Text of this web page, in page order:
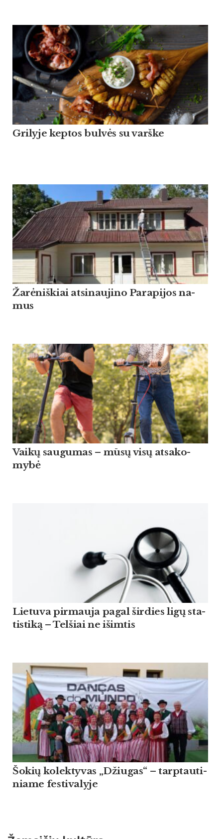
Grilyje keptos bulvės su varške
Žarė­niš­kiai at­si­nau­ji­no Pa­ra­pi­jos na­
mus
Vaikų sau­gu­mas – mūsų visų at­sa­ko­
mybė
Lie­tu­va pir­mau­ja pagal šir­dies ligų sta­
tis­ti­ką – Tel­šiai ne išim­tis
Šo­kių ko­lek­ty­vas „Džiu­gas“ – tarp­tau­ti­
nia­me fes­ti­va­ly­je